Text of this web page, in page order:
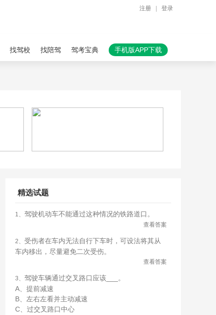
注册 登录
找驾校 找陪驾 驾考宝典 手机版APP下载
精选试题
1、 驾驶机动车不能通过这种情况的铁路道口。
查看答案
2、 受伤者在车内无法自行下车时，可设法将其从
车内移出，尽量避免二次受伤。
查看答案
3、 驾驶车辆通过交叉路口应该___。
A、提前减速
B、左右左看并主动减速
C、过交叉路口中心